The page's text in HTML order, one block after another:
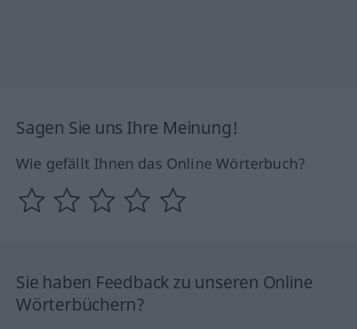
Sagen Sie uns Ihre Meinung!
Wie gefällt Ihnen das Online Wörterbuch?
Sie haben Feedback zu unseren Online
Wörterbüchern?